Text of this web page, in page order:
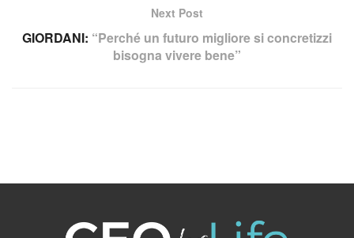
Next Post
GIORDANI: “Perché un futuro migliore si concretizzi
bisogna vivere bene”